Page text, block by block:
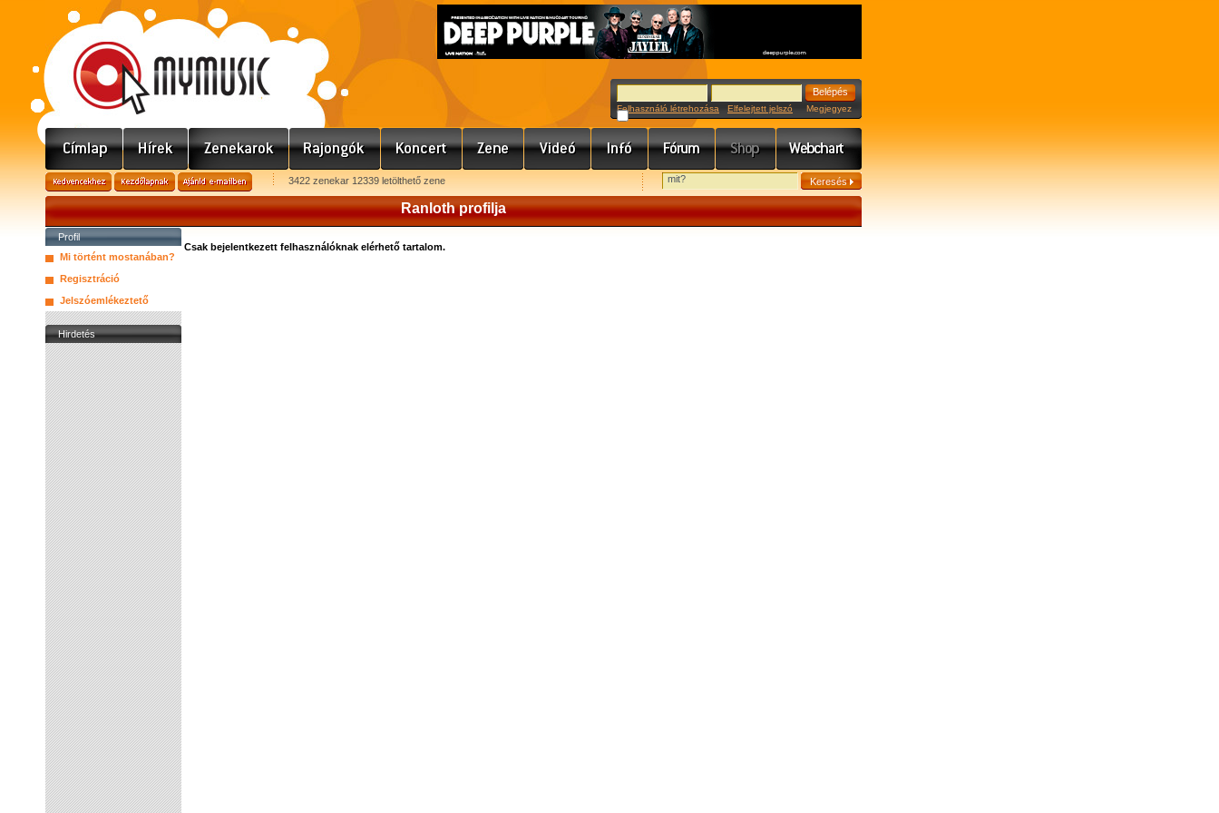
Felhasználó létrehozása Elfelejtett jelszó Megjegyez
3422 zenekar 12339 letölthető zene
Ranloth profilja
Profil
Mi történt mostanában?
Regisztráció
Jelszóemlékeztető
Hirdetés
Csak bejelentkezett felhasználóknak elérhető tartalom.